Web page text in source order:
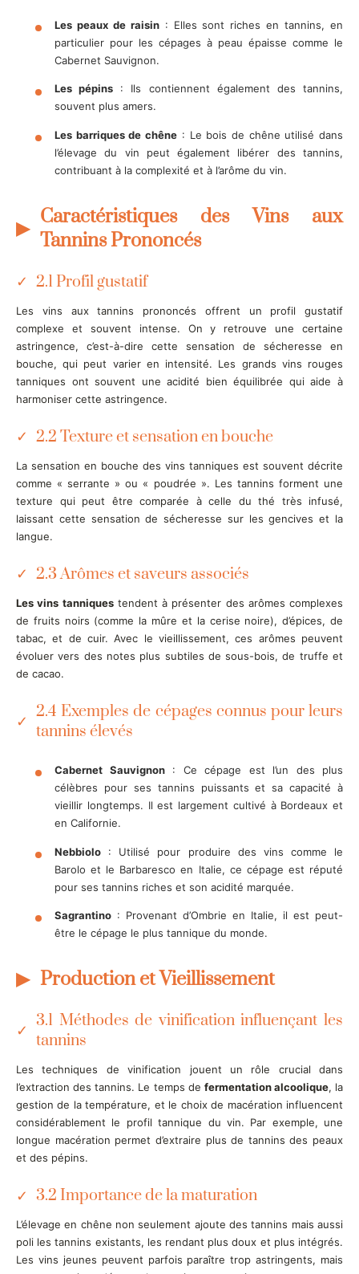
Les peaux de raisin: Elles sont riches en tannins, en
particulier pour les cépages à peau épaisse comme le
Cabernet Sauvignon.
Les pépins : Ils contiennent également des tannins,
souvent plus amers.
Les barriques de chêne : Le bois de chêne utilisé dans
l’élevage du vin peut également libérer des tannins,
contribuant à la complexité et à l’arôme du vin.
Caractéristiques des Vins aux
Tannins Prononcés
2.1 Profil gustatif
Les vins aux tannins prononcés offrent un profil gustatif
complexe et souvent intense. On y retrouve une certaine
astringence, c’est-à-dire cette sensation de sécheresse en
bouche, qui peut varier en intensité. Les grands vins rouges
tanniques ont souvent une acidité bien équilibrée qui aide à
harmoniser cette astringence.
2.2 Texture et sensation en bouche
La sensation en bouche des vins tanniques est souvent décrite
comme « serrante » ou « poudrée ». Les tannins forment une
texture qui peut être comparée à celle du thé très infusé,
laissant cette sensation de sécheresse sur les gencives et la
langue.
2.3 Arômes et saveurs associés
Les vins tanniquestendent à présenter des arômes complexes
de fruits noirs (comme la mûre et la cerise noire), d’épices, de
tabac, et de cuir. Avec le vieillissement, ces arômes peuvent
évoluer vers des notes plus subtiles de sous-bois, de truffe et
de cacao.
2.4 Exemples de cépages connus pour leurs
tannins élevés
Cabernet Sauvignon: Ce cépage est l’un des plus
célèbres pour ses tannins puissants et sa capacité à
vieillir longtemps. Il est largement cultivé à Bordeaux et
en Californie.
Nebbiolo : Utilisé pour produire des vins comme le
Barolo et le Barbaresco en Italie, ce cépage est réputé
pour ses tannins riches et son acidité marquée.
Sagrantino : Provenant d’Ombrie en Italie, il est peut-
être le cépage le plus tannique du monde.
Production et Vieillissement
3.1 Méthodes de vinification influençant les
tannins
Les techniques de vinification jouent un rôle crucial dans
l’extraction des tannins. Le temps de fermentation alcoolique, la
gestion de la température, et le choix de macération influencent
considérablement le profil tannique du vin. Par exemple, une
longue macération permet d’extraire plus de tannins des peaux
et des pépins.
3.2 Importance de la maturation
L’élevage en chêne non seulement ajoute des tannins mais aussi
poli les tannins existants, les rendant plus doux et plus intégrés.
Les vins jeunes peuvent parfois paraître trop astringents, mais